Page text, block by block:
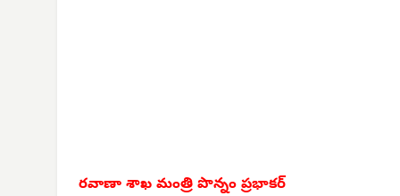
రవాణా శాఖ మంత్రి పొన్నం ప్రభాకర్